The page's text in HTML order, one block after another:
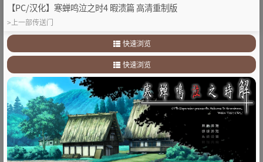
【PC/汉化】寒蝉鸣泣之时4 暇溃篇 高清重制版
>上一部传送门
快速浏览
1.剧情简介
2.其他
快速浏览
1.剧情简介
2. 其他